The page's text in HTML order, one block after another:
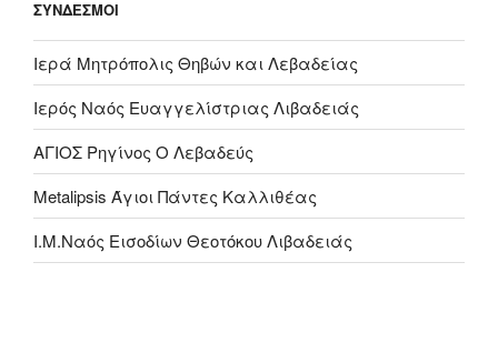
ΣΎΝΔΕΣΜΟΙ
Ιερά Μητρόπολις Θηβών και Λεβαδείας
Ιερός Ναός Ευαγγελίστριας Λιβαδειάς
ΑΓΙΟΣ Ρηγίνος Ο Λεβαδεύς
Metalipsis Άγιοι Πάντες Καλλιθέας
Ι.Μ.Ναός Εισοδίων Θεοτόκου Λιβαδειάς